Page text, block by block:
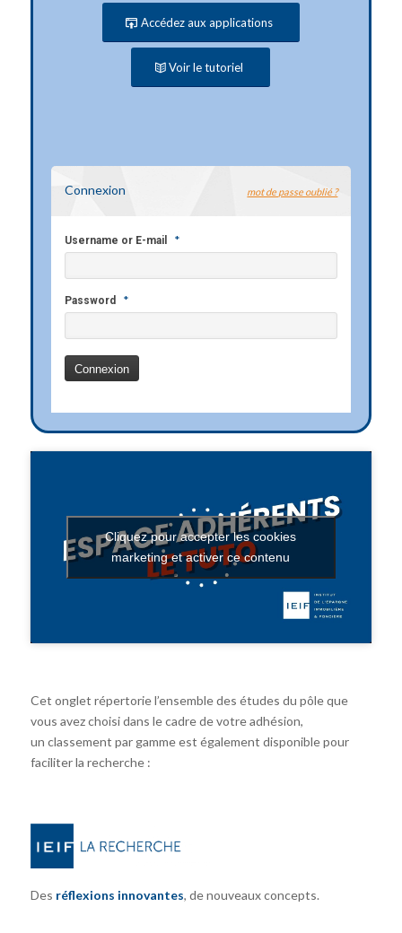
Accédez aux applications
Voir le tutoriel
Connexion mot de passe oublié ?
Username or E-mail *
Password *
Cliquez pour accepter les cookies
marketing et activer ce contenu
Cet onglet répertorie l’ensemble des études du pôle que
vous avez choisi dans le cadre de votre adhésion,
un classement par gamme est également disponible pour
faciliter la recherche :
Des réflexions innovantes, de nouveaux concepts.